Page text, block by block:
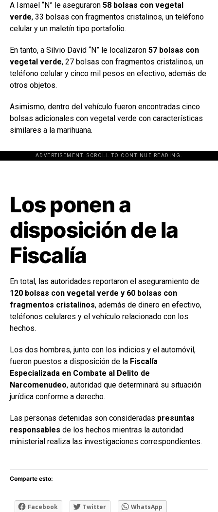
A Ismael “N” le aseguraron 58 bolsas con vegetal
verde, 33 bolsas con fragmentos cristalinos, un teléfono
celular y un maletín tipo portafolio.
En tanto, a Silvio David “N” le localizaron 57 bolsas con
vegetal verde, 27 bolsas con fragmentos cristalinos, un
teléfono celular y cinco mil pesos en efectivo, además de
otros objetos.
Asimismo, dentro del vehículo fueron encontradas cinco
bolsas adicionales con vegetal verde con características
similares a la marihuana.
ADVERTISEMENT. SCROLL TO CONTINUE READING.
[adsforwp id="243463"]
Los ponen a
disposición de la
Fiscalía
En total, las autoridades reportaron el aseguramiento de
120 bolsas con vegetal verde y 60 bolsas con
fragmentos cristalinos, además de dinero en efectivo,
teléfonos celulares y el vehículo relacionado con los
hechos.
Los dos hombres, junto con los indicios y el automóvil,
fueron puestos a disposición de la Fiscalía
Especializada en Combate al Delito de
Narcomenudeo, autoridad que determinará su situación
jurídica conforme a derecho.
Las personas detenidas son consideradas presuntas
responsables de los hechos mientras la autoridad
ministerial realiza las investigaciones correspondientes.
Comparte esto:
Facebook Twitter WhatsApp